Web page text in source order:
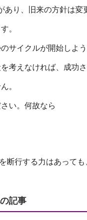
あり、旧来の方針は変
。
サイクルが開始しよ
考えなければ、成功
。
い。何故なら
断行する力はあっても
記事